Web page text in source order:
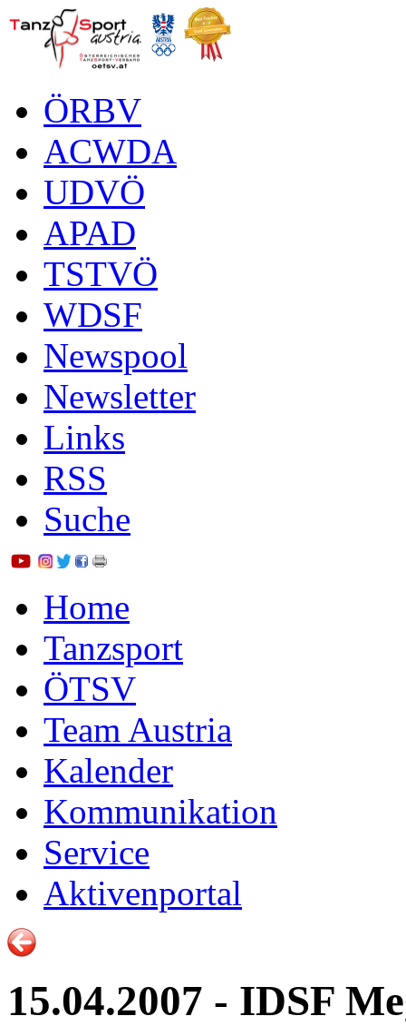
ÖRBV
ACWDA
UDVÖ
APAD
TSTVÖ
WDSF
Newspool
Newsletter
Links
RSS
Suche
Home
Tanzsport
ÖTSV
Team Austria
Kalender
Kommunikation
Service
Aktivenportal
15.04.2007 - IDSF